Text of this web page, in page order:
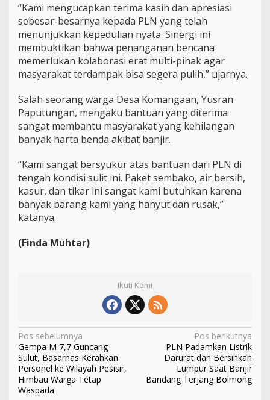
“Kami mengucapkan terima kasih dan apresiasi
sebesar-besarnya kepada PLN yang telah
menunjukkan kepedulian nyata. Sinergi ini
membuktikan bahwa penanganan bencana
memerlukan kolaborasi erat multi-pihak agar
masyarakat terdampak bisa segera pulih,” ujarnya.
Salah seorang warga Desa Komangaan, Yusran
Paputungan, mengaku bantuan yang diterima
sangat membantu masyarakat yang kehilangan
banyak harta benda akibat banjir.
“Kami sangat bersyukur atas bantuan dari PLN di
tengah kondisi sulit ini. Paket sembako, air bersih,
kasur, dan tikar ini sangat kami butuhkan karena
banyak barang kami yang hanyut dan rusak,”
katanya.
(Finda Muhtar)
Ikuti Kami
N
a
v
i
Pos sebelumnya
Gempa M 7,7 Guncang
Sulut, Basarnas Kerahkan
Personel ke Wilayah Pesisir,
Himbau Warga Tetap
Waspada
Pos berikutnya
PLN Padamkan Listrik
Darurat dan Bersihkan
Lumpur Saat Banjir
Bandang Terjang Bolmong